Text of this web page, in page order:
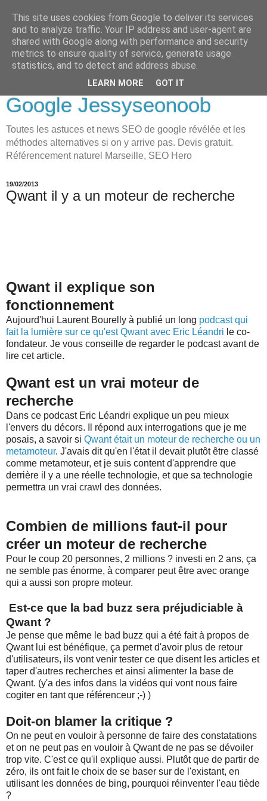
LOVE-MOI
Seo Holistique, Consultant
SEO Marseille visibilité
Google Jessyseonoob
Toutes les astuces et news SEO de google révélée et les
méthodes alternatives si on y arrive pas. Devis gratuit.
Référencement naturel Marseille, SEO Hero
19/02/2013
Qwant il y a un moteur de recherche
Qwant il explique son
fonctionnement
Aujourd'hui Laurent Bourelly à publié un long podcast qui
fait la lumière sur ce qu'est Qwant avec Eric Léandri le co-
fondateur. Je vous conseille de regarder le podcast avant de
lire cet article.
Qwant est un vrai moteur de
recherche
Dans ce podcast Eric Léandri explique un peu mieux
l'envers du décors. Il répond aux interrogations que je me
posais, a savoir si Qwant était un moteur de recherche ou un
metamoteur. J'avais dit qu'en l'état il devait plutôt être classé
comme metamoteur, et je suis content d'apprendre que
derrière il y a une réelle technologie, et que sa technologie
permettra un vrai crawl des données.
Combien de millions faut-il pour
créer un moteur de recherche
Pour le coup 20 personnes, 2 millions ? investi en 2 ans, ça
ne semble pas énorme, à comparer peut être avec orange
qui a aussi son propre moteur.
Est-ce que la bad buzz sera préjudiciable à
Qwant ?
Je pense que même le bad buzz qui a été fait à propos de
Qwant lui est bénéfique, ça permet d'avoir plus de retour
d'utilisateurs, ils vont venir tester ce que disent les articles et
taper d'autres recherches et ainsi alimenter la base de
Qwant. (y'a des infos dans la vidéos qui vont nous faire
cogiter en tant que référenceur ;-) )
Doit-on blamer la critique ?
On ne peut en vouloir à personne de faire des constatations
et on ne peut pas en vouloir à Qwant de ne pas se dévoiler
trop vite. C'est ce qu'il explique aussi. Plutôt que de partir de
zéro, ils ont fait le choix de se baser sur de l'existant, en
utilisant les données de bing, pourquoi réinventer l'eau tiède
?
This site uses cookies from Google to deliver its services
and to analyze traffic. Your IP address and user-agent are
shared with Google along with performance and security
metrics to ensure quality of service, generate usage
statistics, and to detect and address abuse.
LEARN MORE GOT IT